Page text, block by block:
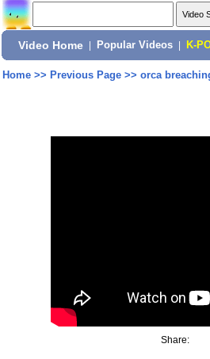
Video Home Popular Videos K-
Home>> Previous Page>> orca
Share: